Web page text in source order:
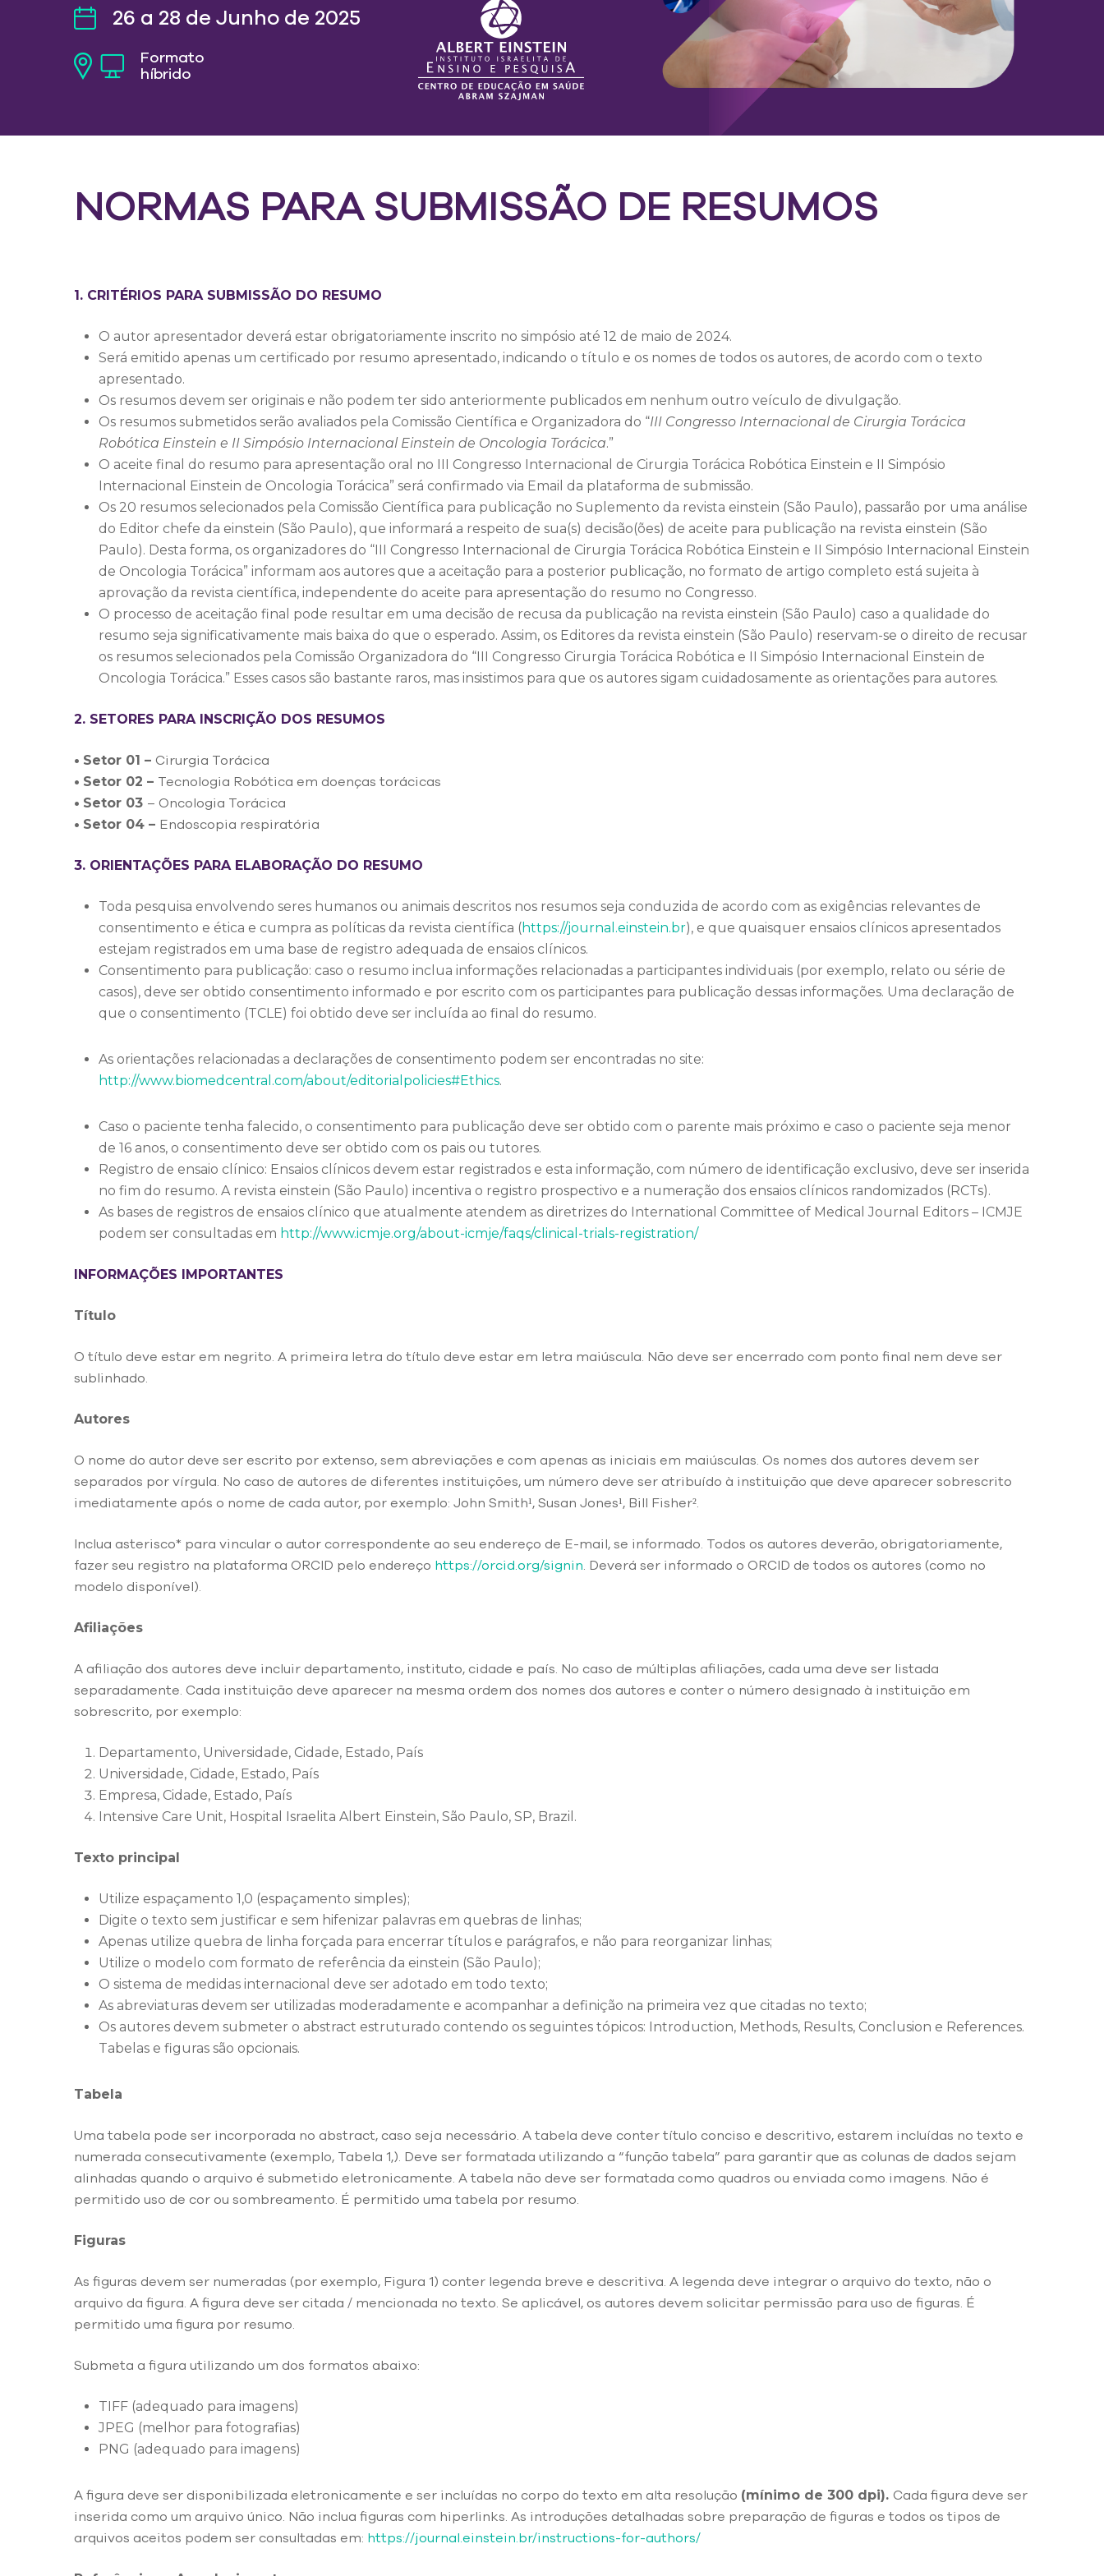
26 a 28 de Junho de 2025
Formato
híbrido
NORMAS PARA SUBMISSÃO DE RESUMOS
1. CRITÉRIOS PARA SUBMISSÃO DO RESUMO
O autor apresentador deverá estar obrigatoriamente inscrito no simpósio até12 de maio de 2024.
Será emitido apenas um certificado por resumo apresentado, indicando o título e os nomes de todos os autores, de acordo com o texto
apresentado.
Os resumos devem ser originais e não podem ter sido anteriormente publicados em nenhum outro veículo de divulgação.
Os resumos submetidos serão avaliados pela Comissão Científica e Organizadora do “III Congresso Internacional de Cirurgia Torácica
Robótica Einstein e II Simpósio Internacional Einstein de Oncologia Torácica.”
O aceite final do resumo para apresentação oral no III Congresso Internacional de Cirurgia Torácica Robótica Einstein e II Simpósio
Internacional Einstein de Oncologia Torácica” será confirmado via Email da plataforma de submissão.
Os 20 resumos selecionados pela Comissão Científica para publicação no Suplemento da revista einstein (São Paulo), passarão por uma análise
do Editor chefe da einstein (São Paulo), que informará a respeito de sua(s) decisão(ões) de aceite para publicação na revista einstein (São
Paulo). Desta forma, os organizadores do “III Congresso Internacional de Cirurgia Torácica Robótica Einstein e II Simpósio Internacional Einstein
de Oncologia Torácica” informam aos autores que a aceitação para a posterior publicação, no formato de artigo completo está sujeita à
aprovação da revista científica, independente do aceite para apresentação do resumo no Congresso.
O processo de aceitação final pode resultar em uma decisão de recusa da publicação na revista einstein (São Paulo) caso a qualidade do
resumo seja significativamente mais baixa do que o esperado. Assim, os Editores da revista einstein (São Paulo) reservam-se o direito de recusar
os resumos selecionados pela Comissão Organizadora do “III Congresso Cirurgia Torácica Robótica e II Simpósio Internacional Einstein de
Oncologia Torácica.” Esses casos são bastante raros, mas insistimos para que os autores sigam cuidadosamente as orientações para autores.
2. SETORES PARA INSCRIÇÃO DOS RESUMOS
• Setor 01 –Cirurgia Torácica
• Setor 02 – Tecnologia Robótica em doenças torácicas
• Setor 03 – Oncologia Torácica
• Setor 04 – Endoscopia respiratória
3. ORIENTAÇÕES PARA ELABORAÇÃO DO RESUMO
Toda pesquisa envolvendo seres humanos ou animais descritos nos resumos seja conduzida de acordo com as exigências relevantes de
consentimento e ética e cumpra as políticas da revista científica (https://journal.einstein.br), e que quaisquer ensaios clínicos apresentados
estejam registrados em uma base de registro adequada de ensaios clínicos.
Consentimento para publicação: caso o resumo inclua informações relacionadas a participantes individuais (por exemplo, relato ou série de
casos), deve ser obtido consentimento informado e por escrito com os participantes para publicação dessas informações. Uma declaração de
que o consentimento (TCLE) foi obtido deve ser incluída ao final do resumo.
As orientações relacionadas a declarações de consentimento podem ser encontradas no site:
http://www.biomedcentral.com/about/editorialpolicies#Ethics.
Caso o paciente tenha falecido, o consentimento para publicação deve ser obtido com o parente mais próximo e caso o paciente seja menor
de 16 anos, o consentimento deve ser obtido com os pais ou tutores.
Registro de ensaio clínico: Ensaios clínicos devem estar registrados e esta informação, com número de identificação exclusivo, deve ser inserida
no fim do resumo. A revista einstein (São Paulo) incentiva o registro prospectivo e a numeração dos ensaios clínicos randomizados (RCTs).
As bases de registros de ensaios clínico que atualmente atendem as diretrizes do International Committee of Medical Journal Editors – ICMJE
podem ser consultadas em http://www.icmje.org/about-icmje/faqs/clinical-trials-registration/
INFORMAÇÕES IMPORTANTES
Título
O título deve estar em negrito. A primeira letra do título deve estar em letra maiúscula. Não deve ser encerrado com ponto final nem deve ser
sublinhado.
Autores
O nome do autor deve ser escrito por extenso, sem abreviações e com apenas as iniciais em maiúsculas. Os nomes dos autores devem ser
separados por vírgula. No caso de autores de diferentes instituições, um número deve ser atribuído à instituição que deve aparecer sobrescrito
imediatamente após o nome de cada autor, por exemplo: John Smith¹, Susan Jones¹, Bill Fisher²
Inclua asterisco* para vincular o autor correspondente ao seu endereço de E-mail, se informado. Todos os autores deverão, obrigatoriamente,
fazer seu registro na plataforma ORCID pelo endereço https://orcid.org/signin . Deverá ser informado o ORCID de todos os autores (como no
modelo disponível).
Afiliações
A afiliação dos autores deve incluir departamento, instituto, cidade e país. No caso de múltiplas afiliações, cada uma deve ser listada
separadamente. Cada instituição deve aparecer na mesma ordem dos nomes dos autores e conter o número designado à instituição em
sobrescrito, por exemplo:
Departamento, Universidade, Cidade, Estado, País
Universidade, Cidade, Estado, País
Empresa, Cidade, Estado, País
Intensive Care Unit, Hospital Israelita Albert Einstein, São Paulo, SP, Brazil.
Texto principal
Utilize espaçamento 1,0 (espaçamento simples);
Digite o texto sem justificar e sem hifenizar palavras em quebras de linhas;
Apenas utilize quebra de linha forçada para encerrar títulos e parágrafos, e não para reorganizar linhas;
Utilize o modelo com formato de referência da einstein (São Paulo);
O sistema de medidas internacional deve ser adotado em todo texto;
As abreviaturas devem ser utilizadas moderadamente e acompanhar a definição na primeira vez que citadas no texto;
Os autores devem submeter o abstract estruturado contendo os seguintes tópicos: Introduction, Methods, Results, Conclusion e References.
Tabelas e figuras são opcionais.
Tabela
Uma tabela pode ser incorporada no abstract, caso seja necessário. A tabela deve conter título conciso e descritivo, estarem incluídas no texto e
numerada consecutivamente (exemplo, Tabela 1,). Deve ser formatada utilizando a “função tabela” para garantir que as colunas de dados sejam
alinhadas quando o arquivo é submetido eletronicamente. A tabela não deve ser formatada como quadros ou enviada como imagens. Não é
permitido uso de cor ou sombreamento. É permitido uma tabela por resumo.
Figuras
As figuras devem ser numeradas (por exemplo, Figura 1) conter legenda breve e descritiva. A legenda deve integrar o arquivo do texto, não o
arquivo da figura. A figura deve ser citada / mencionada no texto. Se aplicável, os autores devem solicitar permissão para uso de figuras. É
permitido uma figura por resumo.
Submeta a figura utilizando um dos formatos abaixo:
TIFF (adequado para imagens)
JPEG (melhor para fotografias)
PNG (adequado para imagens)
A figura deve ser disponibilizada eletronicamente e ser incluídas no corpo do texto em alta resolução (mínimo de 300 dpi).Cada figura deve ser
inserida como um arquivo único. Não inclua figuras com hiperlinks. As introduções detalhadas sobre preparação de figuras e todos os tipos de
arquivos aceitos podem ser consultadas em: https://journal.einstein.br/instructions-for-authors/